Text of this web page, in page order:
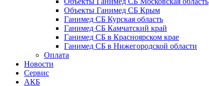
Объекты Ганимед СБ Крым
Ганимед СБ Курская область
Ганимед СБ Камчатский край
Ганимед СБ в Красноярском крае
Ганимед СБ в Нижегородской области
Оплата
Новости
Сервис
АКБ